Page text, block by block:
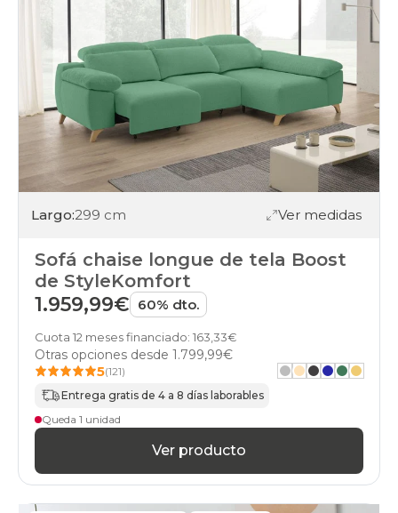
Largo:299 cm Ver medidas
Sofá chaise longue de tela Boost
de StyleKomfort
1.959,99€ 60% dto.
Cuota 12 meses financiado: 163,33€
Otras opciones desde 1.799,99€
5(121)
Entrega gratis de 4 a 8 días laborables
Queda 1 unidad
Ver producto